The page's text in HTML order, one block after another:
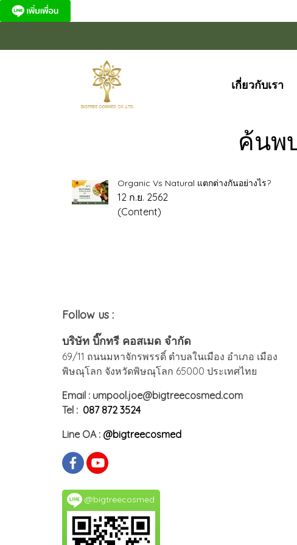
เกี่ยวกับเรา
ค้นพ
Organic Vs Natural แตกต่างกันอย่างไร?
12 ก.ย. 2562
(Content)
Follow us :
บริษัท บิ๊กทรี คอสเมด จำกัด
69/11 ถนนมหาจักรพรรดิ์ ตำบลในเมือง อำเภอ เมือง
พิษณุโลก จังหวัดพิษณุโลก 65000 ประเทศไทย
Email : umpool.joe@bigtreecosmed.com
Tel : 087 872 3524
Line OA : @bigtreecosmed
@bigtreecosmed